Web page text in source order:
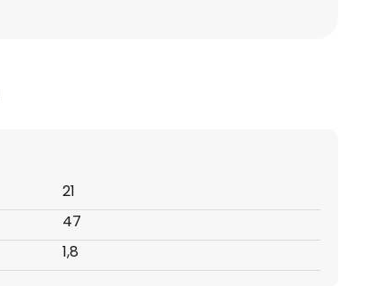
21
47
1,8